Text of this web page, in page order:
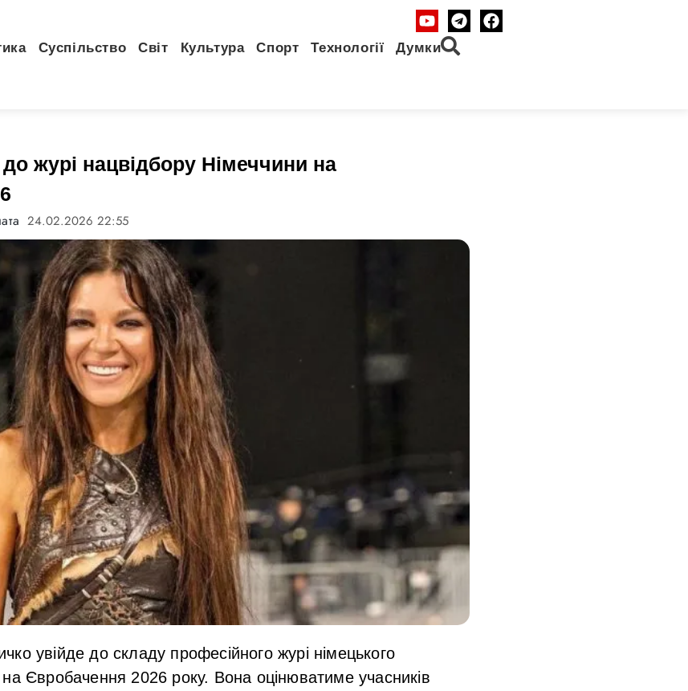
Суспільство Світ Культура Спорт Технології Думки
журі нацвідбору Німеччини на
24.02.2026 22:55
увійде до складу професійного журі німецького
на Євробачення 2026 року. Вона оцінюватиме учасників